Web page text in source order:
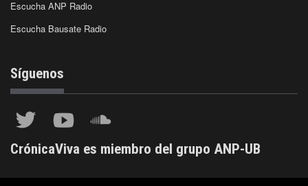
Escucha ANP Radio
Escucha Bausate Radio
Síguenos
CrónicaViva es miembro del grupo ANP-UB